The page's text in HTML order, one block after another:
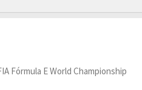
Fórmula E World Championship